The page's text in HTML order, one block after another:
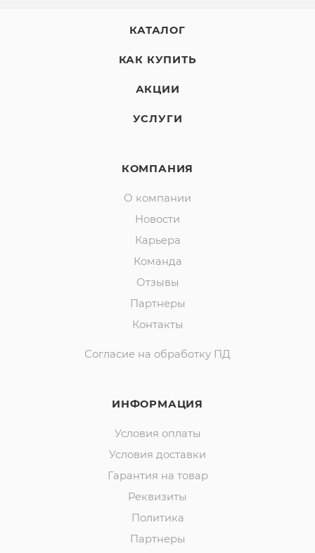
КАТАЛОГ
КАК КУПИТЬ
АКЦИИ
УСЛУГИ
КОМПАНИЯ
О компании
Новости
Карьера
Команда
Отзывы
Партнеры
Контакты
Согласие на обработку ПД
ИНФОРМАЦИЯ
Условия оплаты
Условия доставки
Гарантия на товар
Реквизиты
Политика
Партнеры